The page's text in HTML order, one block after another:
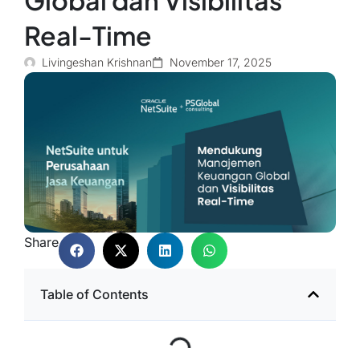
Real-Time
Livingeshan Krishnan November 17, 2025
Share
Table of Contents